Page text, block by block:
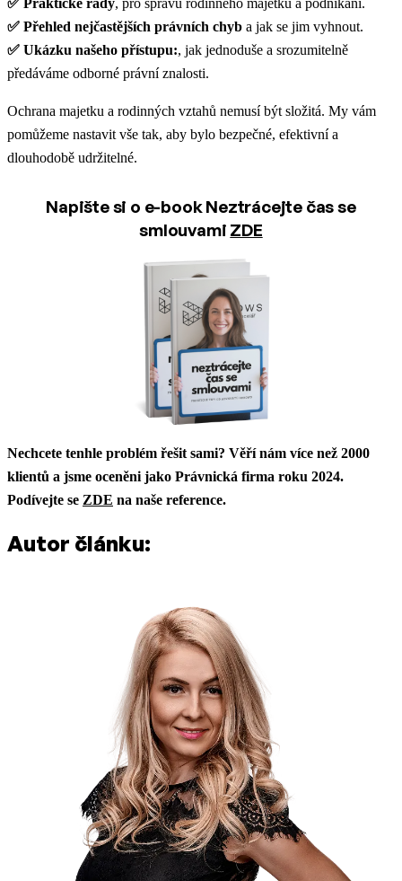
✅ Praktické rady, pro správu rodinného majetku a podnikání.
✅ Přehled nejčastějších právních chyb a jak se jim vyhnout.
✅ Ukázku našeho přístupu:, jak jednoduše a srozumitelně
předáváme odborné právní znalosti.
Ochrana majetku a rodinných vztahů nemusí být složitá. My vám
pomůžeme nastavit vše tak, aby bylo bezpečné, efektivní a
dlouhodobě udržitelné.
Napište si o e-book Neztrácejte čas se
smlouvami ZDE
Nechcete tenhle problém řešit sami? Věří nám více než 2000
klientů a jsme oceněni jako Právnická firma roku 2024.
Podívejte se ZDE na naše reference.
Autor článku: